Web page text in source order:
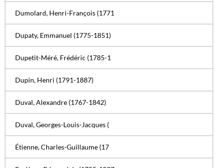
Dumolard, Henri-François (1771
Dupaty, Emmanuel (1775-1851)
Dupetit-Méré, Frédéric (1785-1
Dupin, Henri (1791-1887)
Duval, Alexandre (1767-1842)
Duval, Georges-Louis-Jacques (
Étienne, Charles-Guillaume (17